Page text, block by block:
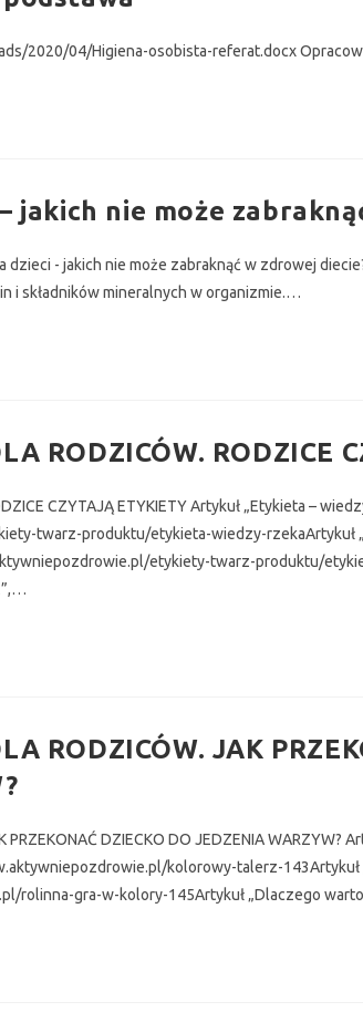
2020/04/Higiena-osobista-referat.docx
jakich nie może
dzieci - jakich nie może zabraknąć w zdrowej
i składników mineralnych w organizmie.…
RODZICÓW. RODZICE
CZYTAJĄ ETYKIETY Artykuł „Etykieta –
twarz-produktu/etykieta-wiedzy-rzekaArtykuł
etykiety-twarz-produktu/
RODZICÓW. JAK
PRZEKONAĆ DZIECKO DO JEDZENIA WARZYW?
kolorowy-talerz-143Artykuł
rolinna-gra-w-kolory-145Artykuł „Dlaczego